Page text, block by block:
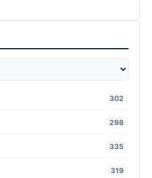
302
298
335
319